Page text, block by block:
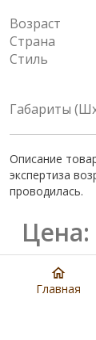
Возраст
Страна
Стиль
Габариты
Описание
экспертиза
проводилась.
Цена:
Главная